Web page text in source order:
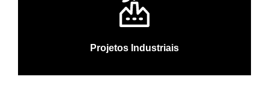
Projetos Industriais